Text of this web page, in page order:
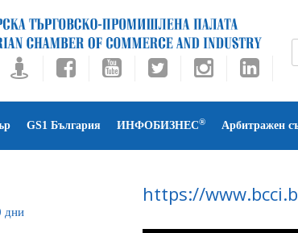
GS1 България ИНФОБИЗНЕС® Арбитражен
дни
https://